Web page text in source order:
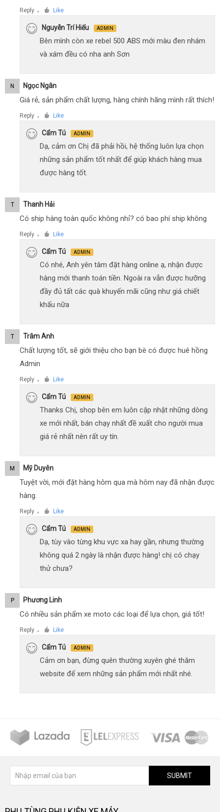
Reply ● Like
Nguyễn Trí Hiếu ADMIN
Bên mình còn xe rebel 500 ABS mới màu đen nhám
và xám đều có nha anh Sơn
N Ngọc Ngân
Giá rẻ, sản phẩm chất lượng, hàng chính hãng mình rất thích!
Reply ● Like
Cẩm Tú ADMIN
Dạ, cảm ơn Chị đã phải hồi, hệ thống luôn lựa chọn
những sản phẩm tốt nhất để giúp khách hàng mua
được hàng tốt.
T Thanh Hải
Có ship hàng toàn quốc không nhỉ? có bao phí ship không
Reply ● Like
Cẩm Tú ADMIN
Có nhé, Anh yên tâm đặt hàng online ạ, nhận được
hàng mới thanh toán tiền. Ngoài ra vẫn được hưỡng
đầy đủ tất các quà khuyến mãi cũng như giá chiết
khấu nữa
T Trâm Anh
Chất lượng tốt, sẽ giới thiệu cho bạn bè có được huê hồng
Admin
Reply ● Like
Cẩm Tú ADMIN
Thanks Chị, shop bên em luôn cập nhật những dòng
xe mới nhất, bán chạy nhất đề xuất cho người mua
giá rẻ nhất nên rất uy tín.
M Mỹ Duyên
Tuyệt vời, mới đặt hàng hôm qua mà hôm nay đã nhận được
hàng.
Reply ● Like
Cẩm Tú ADMIN
Dạ, tùy vào từng khu vực xa hay gần, nhưng thường
không quá 2 ngày là nhận được hàng! chị có chạy
thử chưa?
P Phương Linh
Có nhiều sản phẩm xe moto các loại để lựa chọn, giá tốt!
Reply ● Like
Cẩm Tú ADMIN
Cảm ơn bạn, đừng quên thường xuyên ghé thăm
website để xem những sản phẩm mới nhất nhé.
SUBMIT